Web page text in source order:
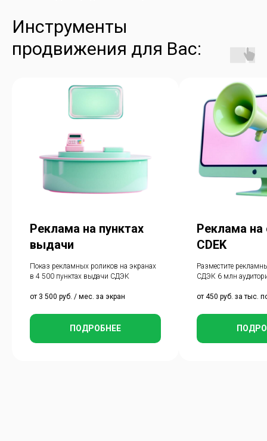
Инструменты
продвижения для Вас:
Реклама на пунктах
выдачи
Показ рекламных роликов на экранах
в 4 500 пунктах выдачи СДЭК
от 3 500 руб. / мес. за экран
ПОДРОБНЕЕ
Реклама на
CDEK
Разместите
СДЭК 6 млн
от 450 руб. за тыс.